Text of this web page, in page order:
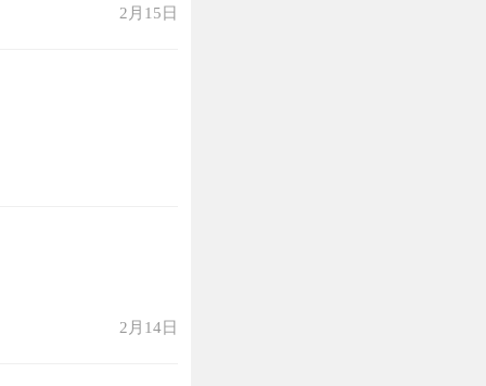
2月15日
2月14日